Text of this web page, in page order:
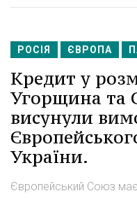
РОСІЯ ЄВРОПА
Кредит у
Угорщина та
висунули
України.
Європейський Союз має